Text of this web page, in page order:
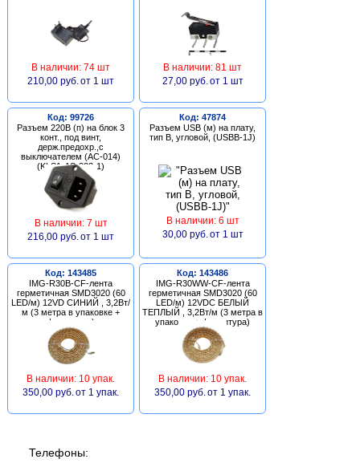
В наличии: 74 шт
210,00 руб. от 1 шт
В наличии: 81 шт
27,00 руб. от 1 шт
Код: 99726
Разъем 220В (п) на блок 3
конт., под винт,
держ.предохр.,с
выключателем (AC-014)
(KLS1-AS-303-1)
В наличии: 7 шт
216,00 руб. от 1 шт
Код: 47874
Разъем USB (м) на плату,
тип В, угловой, (USBB-1J)
В наличии: 6 шт
30,00 руб. от 1 шт
Код: 143485
IMG-R30B-CF-лента
герметичная SMD3020 (60
LED/м) 12VD СИНИЙ , 3,2Вт/
м (3 метра в упаковке +
фурнитура)
В наличии: 10 упак.
350,00 руб. от 1 упак.
Код: 143486
IMG-R30WW-CF-лента
герметичная SMD3020 (60
LED/м) 12VDC БЕЛЫЙ
ТЕПЛЫЙ , 3,2Вт/м (3 метра в
упаковке + фурнитура)
В наличии: 10 упак.
350,00 руб. от 1 упак.
Телефоны: